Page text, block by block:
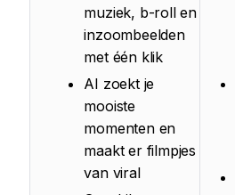
muziek, b-roll en
inzoombeelden
met één klik
AI zoekt je
mooiste
momenten en
maakt er filmpjes
van viral